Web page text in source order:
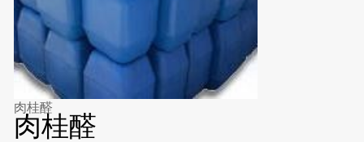
肉桂醛
肉桂醛